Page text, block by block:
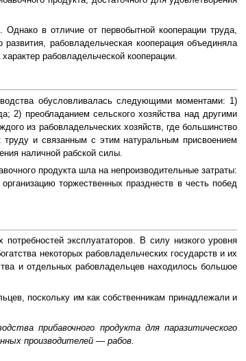
в отличие от первобытной кооперации труда,
рабовладельческая кооперация объединяла
рабовладельческой кооперации.
обусловливалась следующими моментами: 1)
2) преобладанием сельского хозяйства над другими
из рабовладельческих хозяйств, где большинство
труду и связанным с этим натуральным присвоением
наличной рабской силы.
продукта шла на непроизводительные затраты:
торжественных празднеств в честь побед
эксплуататоров. В силу низкого уровня
некоторых рабовладельческих государств и их
и отдельных рабовладельцев находилось большое
поскольку им как собственникам принадлежали и
прибавочного продукта для паразитического
производителей — рабов.